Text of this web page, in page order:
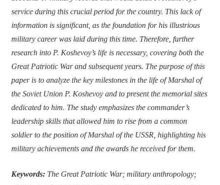
service during this crucial period for the country. This lack of
information is significant, as the foundation for his illustrious
military career was laid during this time. Therefore, further
research into P. Koshevoy’s life is necessary, covering both the
Great Patriotic War and subsequent years. The purpose of this
paper is to analyze the key milestones in the life of Marshal of
the Soviet Union P. Koshevoy and to present the memorial sites
dedicated to him. The study emphasizes the commander’s
leadership skills that allowed him to rise from a common
soldier to the position of Marshal of the USSR, highlighting his
military achievements and the awards he received for them.
Keywords:The Great Patriotic War; military anthropology;